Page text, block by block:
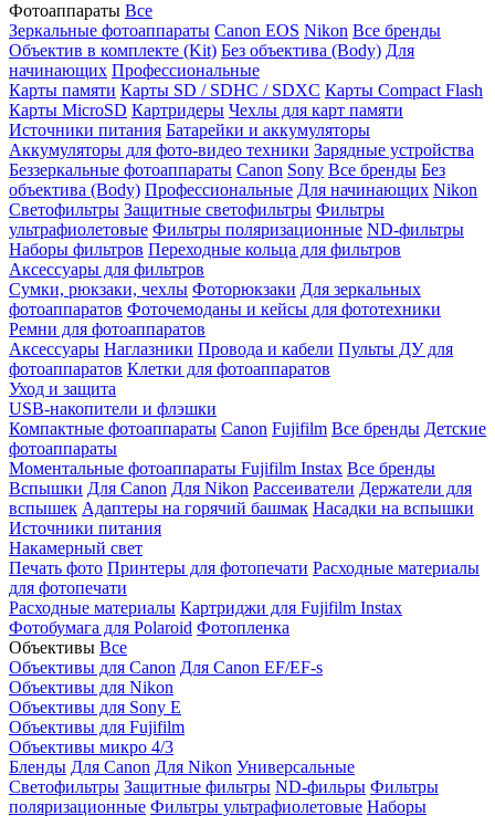
Фотоаппараты Все
Зеркальные фотоаппараты Canon EOS Nikon Все бренды
Объектив в комплекте (Kit) Без объектива (Body) Для
начинающих Профессиональные
Карты памяти Карты SD / SDHC / SDXC Карты Compact Flash
Карты MicroSD Картридеры Чехлы для карт памяти
Источники питания Батарейки и аккумуляторы
Аккумуляторы для фото-видео техники Зарядные устройства
Беззеркальные фотоаппараты Canon Sony Все бренды Без
объектива (Body) Профессиональные Для начинающих Nikon
Светофильтры Защитные светофильтры Фильтры
ультрафиолетовые Фильтры поляризационные ND-фильтры
Наборы фильтров Переходные кольца для фильтров
Аксессуары для фильтров
Сумки, рюкзаки, чехлы Фоторюкзаки Для зеркальных
фотоаппаратов Фоточемоданы и кейсы для фототехники
Ремни для фотоаппаратов
Аксессуары Наглазники Провода и кабели Пульты ДУ для
фотоаппаратов Клетки для фотоаппаратов
Уход и защита
USB-накопители и флэшки
Компактные фотоаппараты Canon Fujifilm Все бренды Детские
фотоаппараты
Моментальные фотоаппараты Fujifilm Instax Все бренды
Вспышки Для Canon Для Nikon Рассеиватели Держатели для
вспышек Адаптеры на горячий башмак Насадки на вспышки
Источники питания
Накамерный свет
Печать фото Принтеры для фотопечати Расходные материалы
для фотопечати
Расходные материалы Картриджи для Fujifilm Instax
Фотобумага для Polaroid Фотопленка
Объективы Все
Объективы для Canon Для Canon EF/EF-s
Объективы для Nikon
Объективы для Sony E
Объективы для Fujifilm
Объективы микро 4/3
Бленды Для Canon Для Nikon Универсальные
Светофильтры Защитные фильтры ND-фильры Фильтры
поляризационные Фильтры ультрафиолетовые Наборы